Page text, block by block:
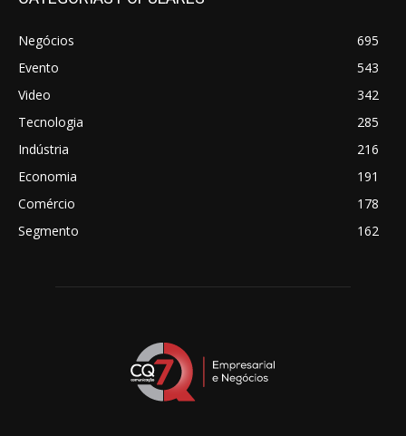
Negócios
695
Evento
543
Video
342
Tecnologia
285
Indústria
216
Economia
191
Comércio
178
Segmento
162